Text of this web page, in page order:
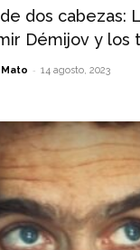
dos cabezas:
Démijov y los
- 14 agosto, 2023